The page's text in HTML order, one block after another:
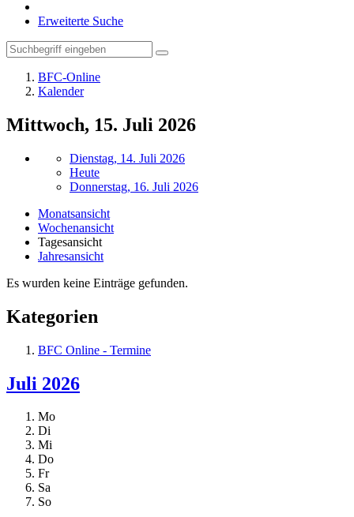
Erweiterte Suche
BFC-Online
Kalender
Mittwoch, 15. Juli 2026
Dienstag, 14. Juli 2026
Heute
Donnerstag, 16. Juli 2026
Monatsansicht
Wochenansicht
Tagesansicht
Jahresansicht
Es wurden keine Einträge gefunden.
Kategorien
BFC Online - Termine
Juli 2026
Mo
Di
Mi
Do
Fr
Sa
So